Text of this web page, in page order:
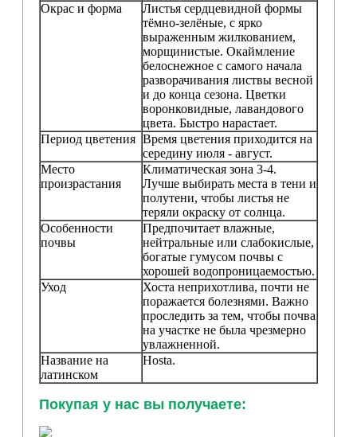
Окрас и форма
Листья сердцевидной формы
тёмно-зелёные, с ярко
выраженным жилкованием,
морщинистые. Окаймление
белоснежное с самого начала
разворачивания листвы весной
и до конца сезона. Цветки
воронковидные, лавандового
цвета. Быстро нарастает.
Период цветения Время цветения приходится на
середину июля - август.
Место
произрастания
Климатическая зона 3-4.
Лучше выбирать места в тени и
полутени, чтобы листья не
теряли окраску от солнца.
Особенности
почвы
Предпочитает влажные,
нейтральные или слабокислые,
богатые гумусом почвы с
хорошей водопроницаемостью.
Уход
Хоста неприхотлива, почти не
поражается болезнями. Важно
проследить за тем, чтобы почва
на участке не была чрезмерно
увлажненной.
Название на
латинском
Hosta.
Покупая у нас вы получаете: